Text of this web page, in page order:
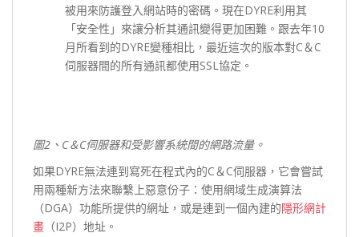
被用來防護登入網站時的密碼。現在DYRE利用其
「安全性」來讓分析其通訊變得更加困難。跟去年10
月所看到的DYRE變種相比，最近這次的版本對C＆C
伺服器間的所有通訊都使用SSL協定。
圖2 、C＆C伺服器和受影響系統間的網路流量。
如果DYRE無法連到寫死在程式內的C＆C伺服器，它會嘗試
用兩種新方法來聯繫上惡意份子：使用網域生成演算法
（DGA）功能所提供的網址，或是連到一個內建的隱形網計
畫 （I2P）地址。